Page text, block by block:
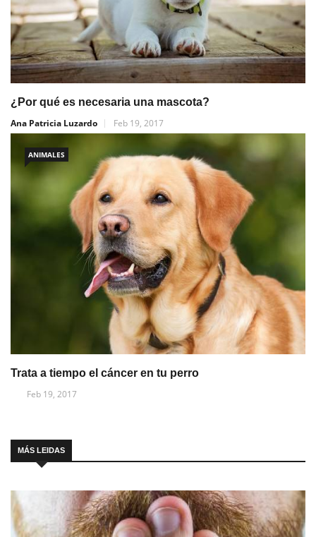
¿Por qué es necesaria una mascota?
Ana Patricia Luzardo
Feb 19, 2017
ANIMALES
Trata a tiempo el cáncer en tu perro
Feb 19, 2017
MÁS LEIDAS